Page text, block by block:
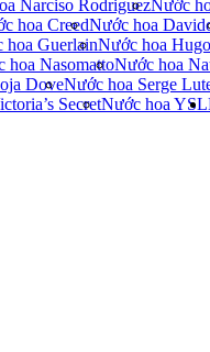
Narciso RodriguezNước
hoa CreedNước hoa
hoa GuerlainNước hoa
hoa NasomattoNước hoa
DoveNước hoa Serge
SecretNước hoa YSL